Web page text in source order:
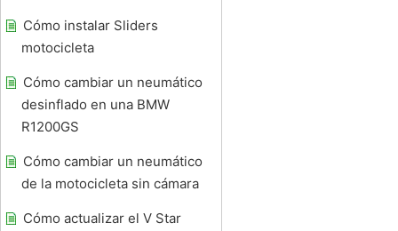
Cómo instalar Sliders
motocicleta
Cómo cambiar un neumático
desinflado en una BMW
R1200GS
Cómo cambiar un neumático
de la motocicleta sin cámara
Cómo actualizar el V Star